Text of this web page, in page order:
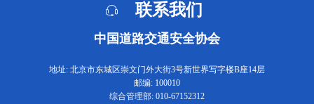
联系我们
中国道路交通安全协会
地址: 北京市东城区崇文门外大街3号新世界写字楼B座14层
邮编: 100010
综合管理部: 010-67152312